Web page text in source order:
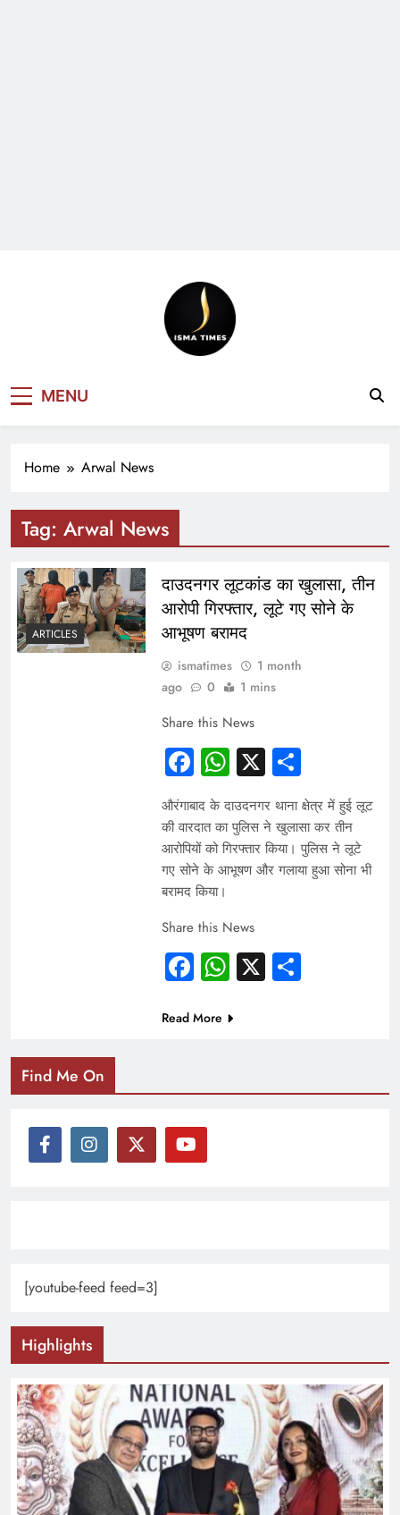
NEWS
MENU
Home Arwal News
Tag: Arwal News
ARTICLES
दाउदनगर लूटकांड का खुलासा, तीन
आरोपी गिरफ्तार, लूटे गए सोने के
आभूषण बरामद
ismatimes
1 month
ago
0 1 mins
Share this News
Facebook
WhatsApp
X Share
औरंगाबाद के दाउदनगर थाना क्षेत्र में हुई लूट
की वारदात का पुलिस ने खुलासा कर तीन
आरोपियों को गिरफ्तार किया। पुलिस ने लूटे
गए सोने के आभूषण और गलाया हुआ सोना भी
बरामद किया।
Share this News
Facebook
WhatsApp
X Share
Read More
Find Me On
[youtube-feed feed=3]
Highlights